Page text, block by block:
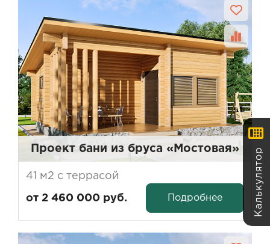
Проект бани из бруса «Мостовая»
41 м2 с террасой
от 2 460 000 руб. Подробнее Калькулятор